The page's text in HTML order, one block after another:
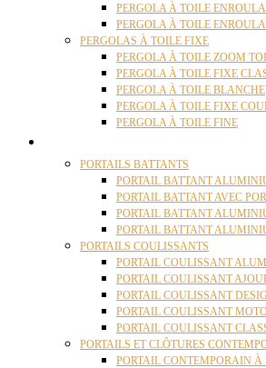
PERGOLA À TOILE
PERGOLA À TOILE
PERGOLAS À TOILE FIXE
PERGOLA À TOILE ZOOM
PERGOLA À TOILE FIXE
PERGOLA À TOILE BLANCHE
PERGOLA À TOILE FIXE
PERGOLA À TOILE FINE
PORTAILS BATTANTS
PORTAIL BATTANT
PORTAIL BATTANT AVEC
PORTAIL BATTANT
PORTAIL BATTANT
PORTAILS COULISSANTS
PORTAIL COULISSANT
PORTAIL COULISSANT
PORTAIL COULISSANT
PORTAIL COULISSANT
PORTAIL COULISSANT
PORTAILS ET CLÔTURES
PORTAIL CONTEMPORAIN